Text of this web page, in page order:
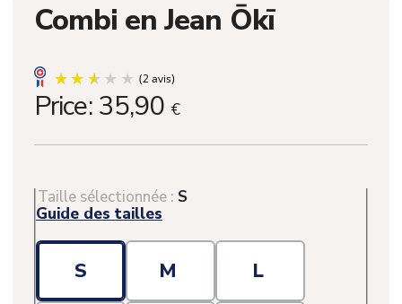
Combi en Jean Ōkī
Price: 35,90 €
Taille sélectionnée : S
Guide des tailles
S M L